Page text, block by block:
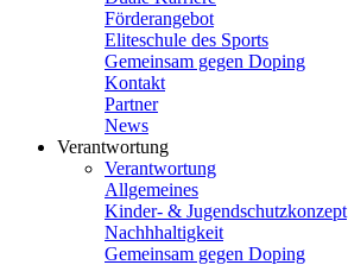
Förderangebot
Eliteschule des Sports
Gemeinsam gegen Doping
Kontakt
Partner
News
Verantwortung
Verantwortung
Allgemeines
Kinder- & Jugendschutzkonzept
Nachhhaltigkeit
Gemeinsam gegen Doping